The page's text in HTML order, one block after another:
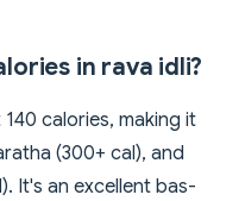
in rava idli?
calories, making it
(300+ cal), and
It's an excellent bas-